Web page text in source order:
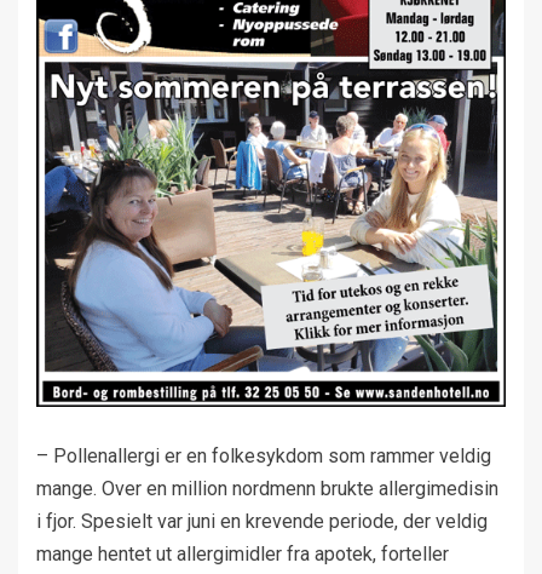
– Pollenallergi er en folkesykdom som rammer veldig
mange. Over en million nordmenn brukte allergimedisin
i fjor. Spesielt var juni en krevende periode, der veldig
mange hentet ut allergimidler fra apotek, forteller